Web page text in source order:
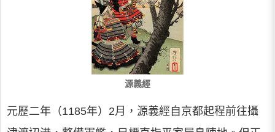
源義經
元歷二年（1185年）2月，源義經自京都起程前往攝